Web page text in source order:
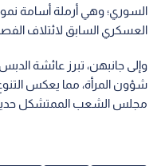
السوري؛ وهي أرملة أسامة
العسكري السابق لائتلاف
وإلى جانبهن، تبرز عائشة
شؤون المرأة، مما يعكس
مجلس الشعب الممتشكل